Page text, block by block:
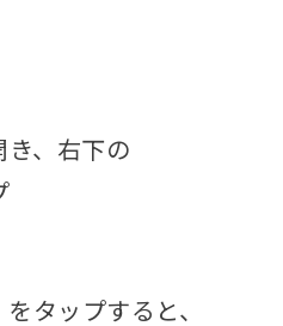
き、右下の
タップすると、